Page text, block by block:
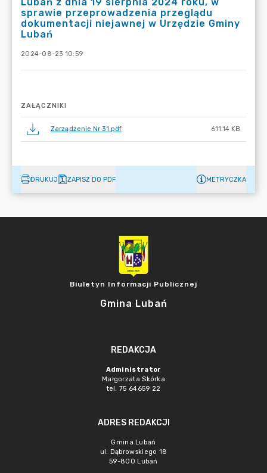
sprawie przeprowadzenia przeglądu
dokumentacji niejawnej w Urzędzie Gminy
Lubań
2024-08-23 10:59
ZAŁĄCZNIKI
Zarządzenie Nr 31.pdf 611.14 KB
DRUKUJ ZAPISZ DO PDF METRYCZKA
Biuletyn Informacji Publicznej
Gmina Lubań
REDAKCJA
Administrator
Małgorzata Skórka
tel. 75 64659 22
ADRES REDAKCJI
Gmina Lubań
ul. Dąbrowskiego 18
59-800 Lubań